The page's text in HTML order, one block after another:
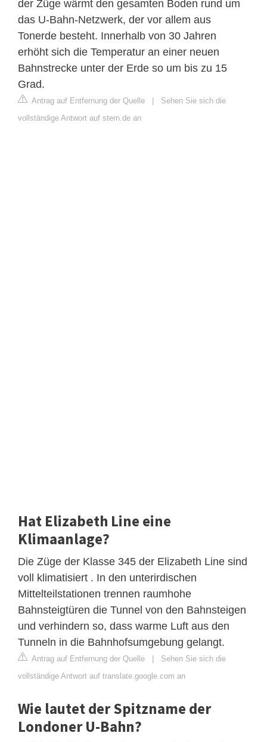
der Züge wärmt den gesamten Boden rund um
das U-Bahn-Netzwerk, der vor allem aus
Tonerde besteht. Innerhalb von 30 Jahren
erhöht sich die Temperatur an einer neuen
Bahnstrecke unter der Erde so um bis zu 15
Grad.
Antrag auf Entfernung der Quelle | Sehen Sie sich die
vollständige Antwort auf stern.de an
Hat Elizabeth Line eine
Klimaanlage?
Die Züge der Klasse 345 der Elizabeth Line sind
voll klimatisiert . In den unterirdischen
Mittelteilstationen trennen raumhohe
Bahnsteigtüren die Tunnel von den Bahnsteigen
und verhindern so, dass warme Luft aus den
Tunneln in die Bahnhofsumgebung gelangt.
Antrag auf Entfernung der Quelle | Sehen Sie sich die
vollständige Antwort auf translate.google.com an
Wie lautet der Spitzname der
Londoner U-Bahn?